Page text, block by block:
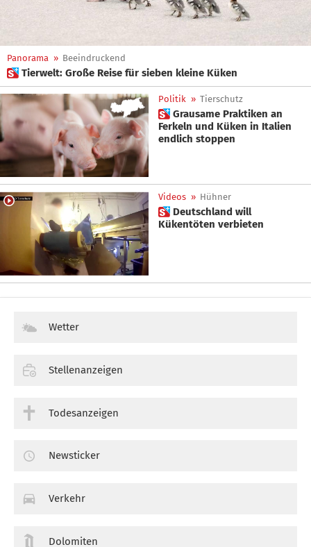
Panorama » Beeindruckend
 Tierwelt: Große Reise für sieben kleine Küken
Politik » Tierschutz
 Grausame Praktiken an
Ferkeln und Küken in Italien
endlich stoppen
Videos » Hühner
 Deutschland will
Kükentöten verbieten
Wetter
Stellenanzeigen
Todesanzeigen
Newsticker
Verkehr
Dolomiten